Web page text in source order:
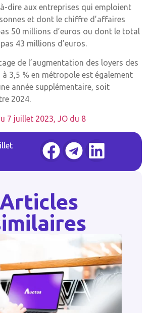
dire aux entreprises qui emploient
et dont le chiffre d’affaires
50 millions d’euros ou dont le total
43 millions d’euros.
de l’augmentation des loyers des
3,5 % en métropole est également
année supplémentaire, soit
2024.
7 juillet 2023, JO du 8
Articles